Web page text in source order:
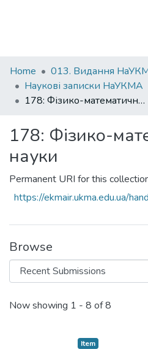
Communities
&
Collections
Statistics
Home
013. Видання
Наукові записки НаУКМА
178: Фізико-математичні науки
178: Фізико-
науки
Permanent URI for this
https://ekmair.ukma.edu.ua/
Browse
Recent Submissions
Now showing 1 - 8 of 8
Item